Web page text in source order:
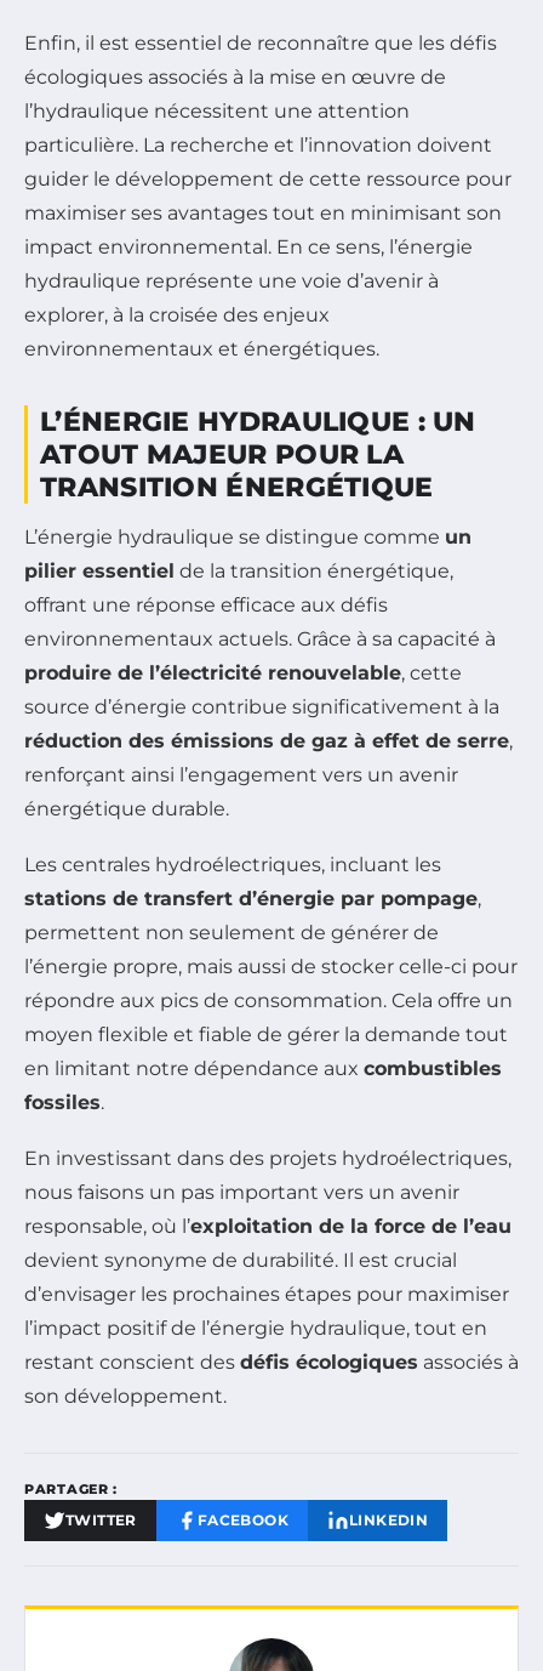
Enfin, il est essentiel de reconnaître que les défis
écologiques associés à la mise en œuvre de
l’hydraulique nécessitent une attention
particulière. La recherche et l’innovation doivent
guider le développement de cette ressource pour
maximiser ses avantages tout en minimisant son
impact environnemental. En ce sens, l’énergie
hydraulique représente une voie d’avenir à
explorer, à la croisée des enjeux
environnementaux et énergétiques.
L’ÉNERGIE HYDRAULIQUE : UN
ATOUT MAJEUR POUR LA
TRANSITION ÉNERGÉTIQUE
L’énergie hydraulique se distingue comme un
pilier essentiel de la transition énergétique,
offrant une réponse efficace aux défis
environnementaux actuels. Grâce à sa capacité à
produire de l’électricité renouvelable, cette
source d’énergie contribue significativement à la
réduction des émissions de gaz à effet de serre,
renforçant ainsi l’engagement vers un avenir
énergétique durable.
Les centrales hydroélectriques, incluant les
stations de transfert d’énergie par pompage,
permettent non seulement de générer de
l’énergie propre, mais aussi de stocker celle-ci pour
répondre aux pics de consommation. Cela offre un
moyen flexible et fiable de gérer la demande tout
en limitant notre dépendance aux combustibles
fossiles.
En investissant dans des projets hydroélectriques,
nous faisons un pas important vers un avenir
responsable, où l’exploitation de la force de l’eau
devient synonyme de durabilité. Il est crucial
d’envisager les prochaines étapes pour maximiser
l’impact positif de l’énergie hydraulique, tout en
restant conscient des défis écologiques associés à
son développement.
PARTAGER :
TWITTER FACEBOOK LINKEDIN